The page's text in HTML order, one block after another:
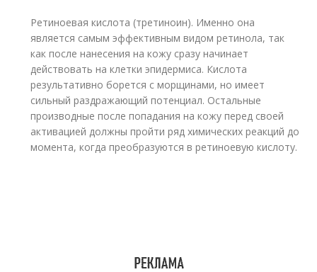
Ретиноевая кислота (третиноин). Именно она
является самым эффективным видом ретинола, так
как после нанесения на кожу сразу начинает
действовать на клетки эпидермиса. Кислота
результативно борется с морщинами, но имеет
сильный раздражающий потенциал. Остальные
производные после попадания на кожу перед своей
активацией должны пройти ряд химических реакций до
момента, когда преобразуются в ретиноевую кислоту.